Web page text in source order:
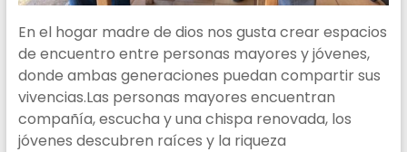
En el hogar madre de dios nos gusta crear espacios
de encuentro entre personas mayores y jóvenes,
donde ambas generaciones puedan compartir sus
vivencias.Las personas mayores encuentran
compañía, escucha y una chispa renovada, los
jóvenes descubren raíces y la riqueza